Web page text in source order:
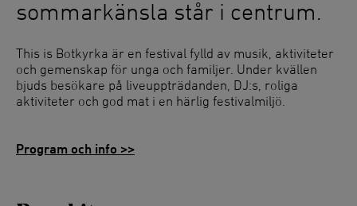
sommarkänsla står i centrum.
This is Botkyrka är en festival fylld av musik, aktiviteter
och gemenskap för unga och familjer. Under kvällen
bjuds besökare på liveuppträdanden, DJ:s, roliga
aktiviteter och god mat i en härlig festivalmiljö.
Program och info >>